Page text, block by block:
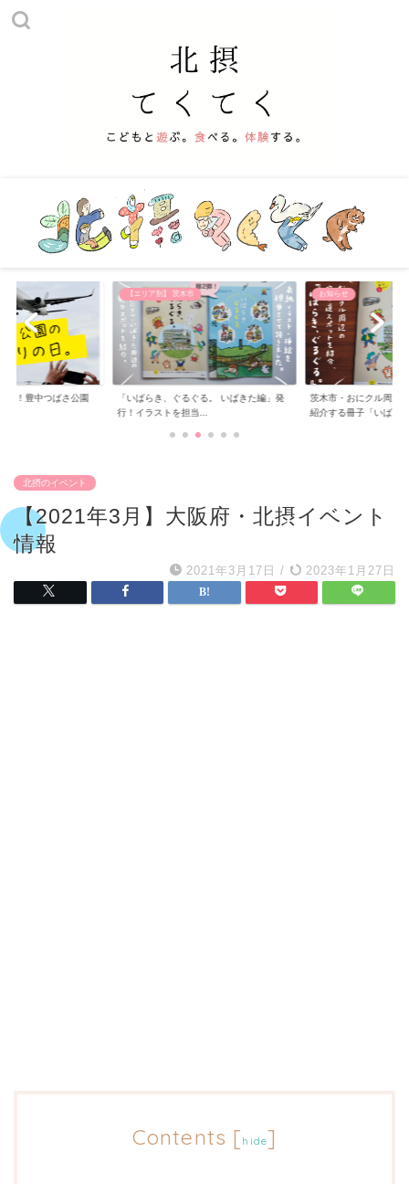
る！豊中つばさ公園
【エリア別】 茨木市
「いばらき、ぐるぐる。 いばきた編」発
行！イラストを担当...
お知らせ
茨木市・おにクル周辺
紹介する冊子「いば...
北摂のイベント
【2021年3月】大阪府・北摂イベント
情報
2021年3月17日 / 2023年1月27日
Contents [ hide]